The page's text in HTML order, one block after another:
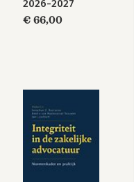
vestigingsplaats in
de BTW
2026-2027
€ 66,00